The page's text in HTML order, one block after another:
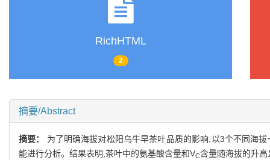
RichHTML
2
摘要/Abstract
摘要： 为了明确海拔对松阳乌牛早茶叶品质的影响,以3个不同海
能进行分析。结果表明,茶叶中的氨基酸含量和VC含量随海拔的升高